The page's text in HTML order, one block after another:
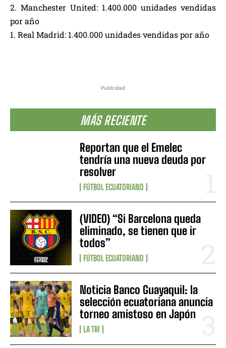
Publicidad
MÁS RECIENTE
Reportan que el Emelec
tendría una nueva deuda por
resolver
FÚTBOL ECUATORIANO
(VIDEO) “Si Barcelona queda
eliminado, se tienen que ir
todos”
FÚTBOL ECUATORIANO
Noticia Banco Guayaquil: la
selección ecuatoriana anuncia
torneo amistoso en Japón
LA TRI
2. Manchester United: 1.400.000 unidades vendidas
por año
1. Real Madrid: 1.400.000 unidades vendidas por año